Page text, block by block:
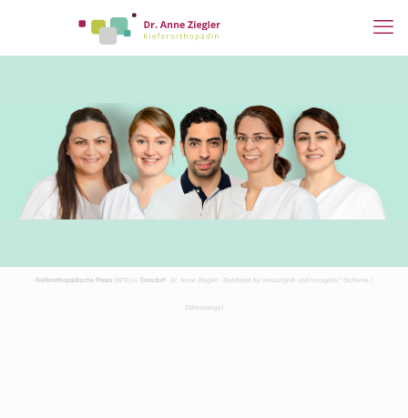
Kieferorthopädische Praxis (KFO) in Troisdorf - Dr. Anne Ziegler - Zertifiziert für Invisalign® und Incognito™ (Schiene /
Zahnspange)